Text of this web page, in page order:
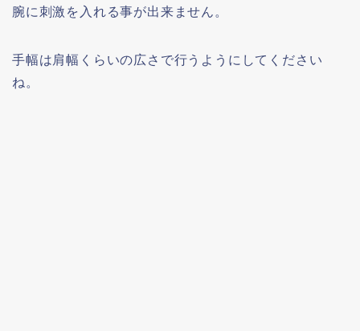
腕に刺激を入れる事が出来ません。
手幅は肩幅くらいの広さで行うようにしてください
ね。